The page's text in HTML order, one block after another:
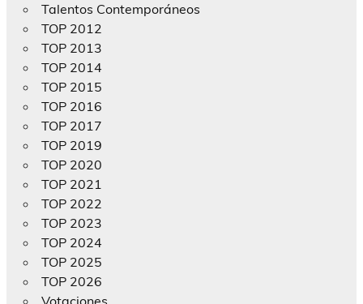
Talentos Contemporáneos
TOP 2012
TOP 2013
TOP 2014
TOP 2015
TOP 2016
TOP 2017
TOP 2019
TOP 2020
TOP 2021
TOP 2022
TOP 2023
TOP 2024
TOP 2025
TOP 2026